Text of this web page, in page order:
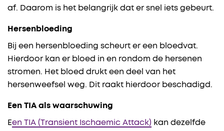
af. Daarom is het belangrijk dat er snel iets gebeurt.
Hersenbloeding
Bij een hersenbloeding scheurt er een bloedvat.
Hierdoor kan er bloed in en rondom de hersenen
stromen. Het bloed drukt een deel van het
hersenweefsel weg. Dit raakt hierdoor beschadigd.
Een TIA als waarschuwing
Een TIA (Transient Ischaemic Attack) kan dezelfde